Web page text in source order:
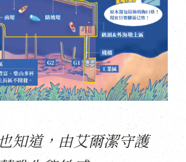
知道，由艾爾潔守護